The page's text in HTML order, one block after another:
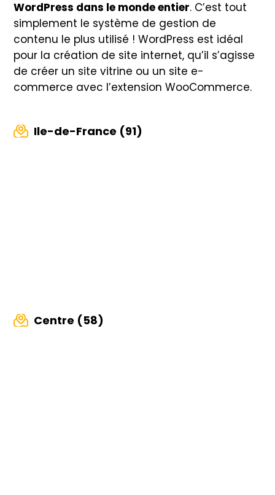
WordPress dans le monde entier. C’est tout
simplement le système de gestion de
contenu le plus utilisé ! WordPress est idéal
pour la création de site internet, qu’il s’agisse
de créer un site vitrine ou un site e-
commerce avec l’extension WooCommerce.
Ile-de-France (91)
Centre (58)